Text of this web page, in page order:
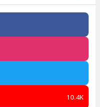
10.4K